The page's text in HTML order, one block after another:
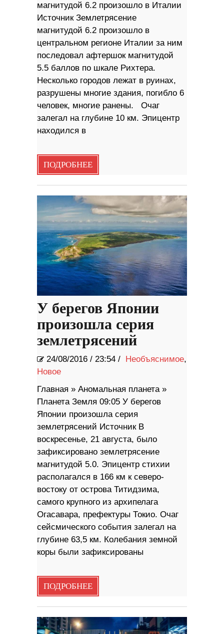
магнитудой 6.2 произошло в Италии
Источник Землетрясение
магнитудой 6.2 произошло в
центральном регионе Италии за ним
последовал афтершок магнитудой
5.5 баллов по шкале Рихтера.
Несколько городов лежат в руинах,
разрушены многие здания, погибло 6
человек, многие ранены. Очаг
залегал на глубине 10 км. Эпицентр
находился в
ПОДРОБНЕЕ
У берегов Японии
произошла серия
землетрясений
24/08/2016 / 23:54 / Необъяснимое,
Новое
Главная » Аномальная планета »
Планета Земля 09:05 У берегов
Японии произошла серия
землетрясений Источник В
воскресенье, 21 августа, было
зафиксировано землетрясение
магнитудой 5.0. Эпицентр стихии
располагался в 166 км к северо-
востоку от острова Титидзима,
самого крупного из архипелага
Огасавара, префектуры Токио. Очаг
сейсмического события залегал на
глубине 63,5 км. Колебания земной
коры были зафиксированы
ПОДРОБНЕЕ